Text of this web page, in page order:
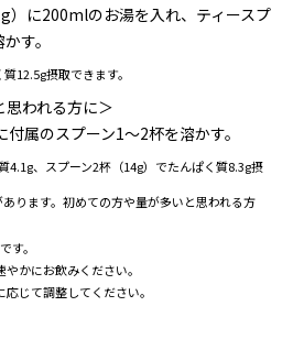
）に200mlのお湯を入れ、ティースプ
す。
12.5g摂取できます。
われる方に＞
属のスプーン1～2杯を溶かす。
4.1g、スプーン2杯（14g）でたんぱく質8.3g摂
ります。初めての方や量が多いと思われる方
す。
かにお飲みください。
じて調整してください。